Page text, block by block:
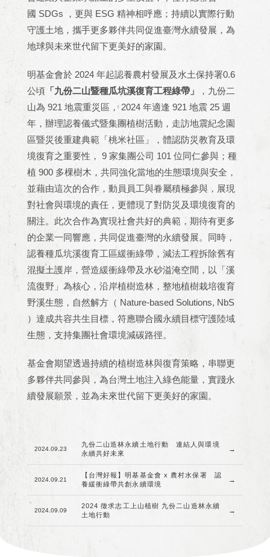
國 SDGs ，更與ESG 精神相呼應；持續以實際行動
守護土地，攜手更多夥伴共同促進臺灣永續發展，為
地球與未來世代留下更美好的家園。
明基金會於 2024 年起認養農村發展及水土保持署0.6
公頃「九份二山暨種瓜坑溪復育工程綠帶」
，九份二
山為 921 地震重災區， 2024 年適逢 921 地震 25 週
年，辦理認養儀式暨集團植樹活動，走訪地震紀念園
區暨災後重建典範「桃米社區」，體認防災教育及環
境復育之重要性， 9 家集團公司 101 位同仁參與；種
植 900 多棵樹木，共同強化當地的生態環境與安全，
並藉由這次的合作，動員員工與眷屬積極參與，展現
對社會與環境的責任，更體現了對防災及環境復育的
關注。此次合作為實現社會共好的典範，期待有更多
的企業一同響應，共同促進臺灣的永續發展。同時，
認養種瓜坑溪復育工區緩衝綠帶，減法工程拆除舊有
混擬土護岸，營造緩衝綠帶及水砂溢淹空間，以「溪
流復野」為核心，沿岸植樹造林，整地植樹栽培復育
野溪生態，自然解方（ Nature-based Solutions, NbS
）達成共容共生目標，符應聯合國永續目標守護陸域
生態，支持集團社會環境減碳路徑。
基金會期望透過持續的植樹造林與復育策略，串聯更
多夥伴共同參與，為台灣土地注入綠色能量，實踐永
續發展願景，並為未來世代留下更美好的家園。
2024.09.23
九份二山造林永續土地行動 連結人與環境
永續共好未來
→
2024.09.21
【台灣好報】明基基金會 x 農村水保署 認
養緩衝綠帶共創永續環境
→
2024.09.09
2024 徵求志工上山植樹 九份二山造林永續
土地行動
→